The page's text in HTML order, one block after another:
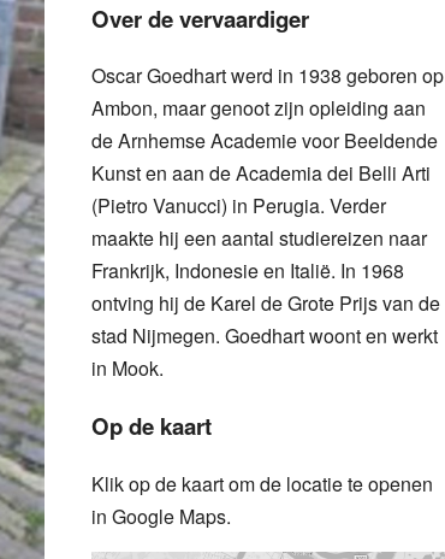
Over de vervaardiger
Oscar Goedhart werd in 1938 geboren op
Ambon, maar genoot zijn opleiding aan
de Arnhemse Academie voor Beeldende
Kunst en aan de Academia dei Belli Arti
(Pietro Vanucci) in Perugia. Verder
maakte hij een aantal studiereizen naar
Frankrijk, Indonesie en Italië. In 1968
ontving hij de Karel de Grote Prijs van de
stad Nijmegen. Goedhart woont en werkt
in Mook.
Op de kaart
Klik op de kaart om de locatie te openen
in Google Maps.